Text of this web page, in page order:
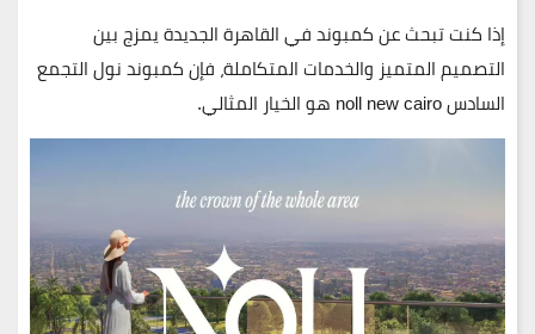
إذا كنت تبحث عنكمبوند في القاهرة الجديدةيمزج بين
التصميم المتميز والخدمات المتكاملة، فإنكمبوند نول التجمع
السادس noll new cairo
هو الخيار المثالي.